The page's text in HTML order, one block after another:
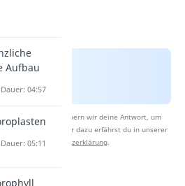
Beantwortung speichern wir deine Antwort, um
zu verbessern. Mehr dazu erfährst du in unserer
Datenschutzerklärung.
Aufbau
04:57
05:11